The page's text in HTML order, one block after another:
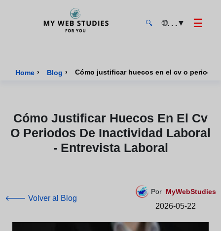
🔍 🌐. . .▼ ☰
Home › Blog › Cómo justificar huecos en el cv o
Cómo Justificar Huecos En El Cv
O Periodos De Inactividad Laboral
- Entrevista Laboral
🡐 Volver al Blog
Por MyWebStudies
2026-05-22